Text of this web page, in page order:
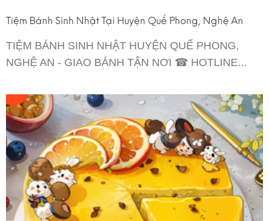
Tiệm Bánh Sinh Nhật Tại Huyện Quế Phong, Nghệ An
TIỆM BÁNH SINH NHẬT HUYỆN QUẾ PHONG,
NGHỆ AN - GIAO BÁNH TẬN NƠI ☎ HOTLINE...